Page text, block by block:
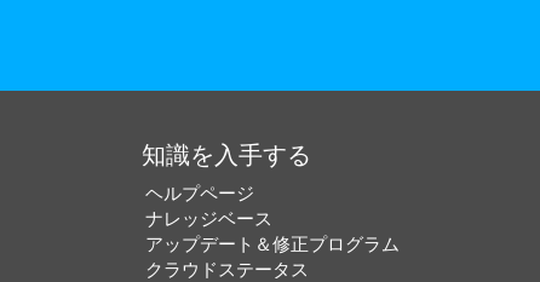
知識を入手する
ヘルプページ
ナレッジベース
アップデート＆修正プログラム
クラウドステータス